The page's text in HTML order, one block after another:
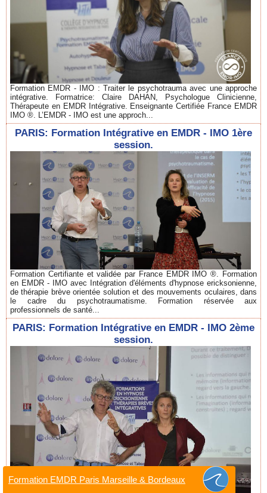
Formation EMDR - IMO : Traiter le psychotrauma avec une approche
intégrative. Formatrice: Claire DAHAN, Psychologue Clinicienne,
Thérapeute en EMDR Intégrative. Enseignante Certifiée France EMDR
IMO ®. L’EMDR - IMO est une approch...
PARIS: Formation Intégrative en EMDR - IMO 1ère
session.
Formation Certifiante et validée par France EMDR IMO ®. Formation
en EMDR - IMO avec Intégration d'éléments d'hypnose ericksonienne,
de thérapie brève orientée solution et des mouvements oculaires, dans
le cadre du psychotraumatisme. Formation réservée aux
professionnels de santé...
PARIS: Formation Intégrative en EMDR - IMO 2ème
session.
Formation EMDR Paris Marseille & Bordeaux